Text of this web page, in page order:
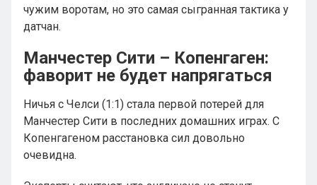
чужим воротам, но это самая сыгранная тактика у
датчан.
Манчестер Сити – Копенгаген:
фаворит не будет напрягаться
Ничья с Челси (1:1) стала первой потерей для
Манчестер Сити в последних домашних играх. С
Копенгагеном расстановка сил довольно
очевидна.